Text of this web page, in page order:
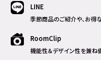
LINE
季節商品のご紹介や、お得
RoomClip
機能性＆デザイン性を兼ね